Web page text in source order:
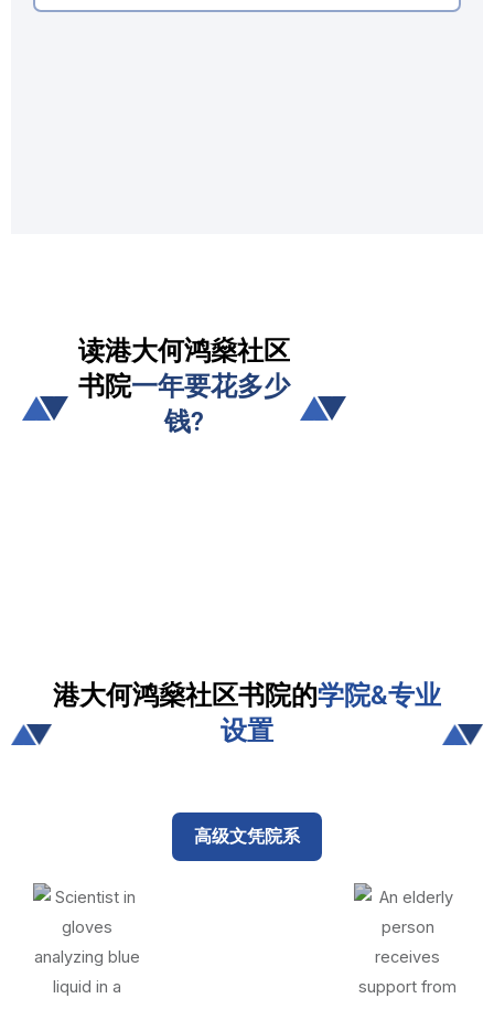
读港大何鸿燊社区
书院一年要花多少
钱?
港大何鸿燊社区书院的学院&专业
设置
高级文凭院系